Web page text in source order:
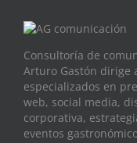
Consultoría de
Arturo Gastón dirige
especializados en
web, social media,
corporativa,
eventos